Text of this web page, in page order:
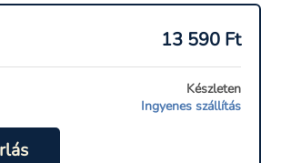
13 590 Ft
Készleten
Ingyenes szállítás